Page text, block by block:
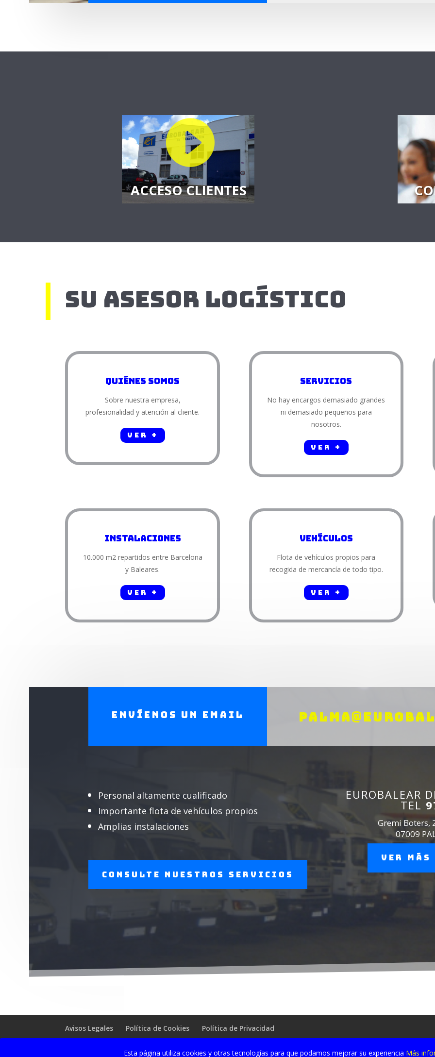

ACCESO CLIENTES
Su asesor logístico
Quiénes somos
Sobre nuestra empresa,
profesionalidad y atención al cliente.
Ver +
Servicios
No hay encargos demasiado grandes
ni demasiado pequeños para
nosotros.
Ver +
Instalaciones
10.000 m2 repartidos entre Barcelona
y Baleares.
Ver +
Vehículos
Flota de vehículos propios para
recogida de mercancía de todo tipo.
Ver +
Envíenos un email
Personal altamente cualificado
Importante flota de vehículos propios
Amplias instalaciones
Consulte nuestros servicios
EUROBALEAR
TEL
Gremi Boters,
07009
Ver
Avisos Legales Política de Cookies Política de Privacidad
© 2018 EUROBALEAR DE TRANSPORTES, S.A. | Diseñado con Wordpress porInfotransporte C.B. Ymdlp
Esta página utiliza cookies y otras tecnologías para que podamos mejorar su experiencia Más